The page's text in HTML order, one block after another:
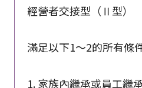
經營者交接型（Ⅱ型）
滿足以下1～2的所有條
1. 家族內繼承或員工繼